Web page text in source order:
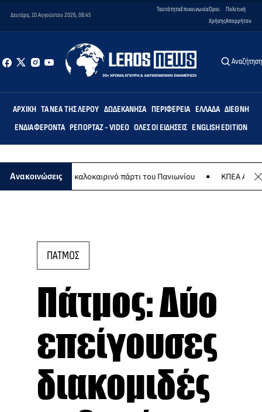
Δευτέρα, 10 Αυγούστου 2026, 08:45
ΤαυτότηταΕπικοινωνίαΌροι
Χρήσης
Πολιτική
Απορρήτου
Αναζήτηση
ΑΡΧΙΚΉ ΤΑ ΝΈΑ ΤΗΣ ΛΈΡΟΥ ΔΩΔΕΚΆΝΗΣΑ ΠΕΡΙΦΈΡΕΙΑ ΕΛΛΆΔΑ ΔΙΕΘΝΉ
ΕΝΔΙΑΦΈΡΟΝΤΑ ΡΕΠΟΡΤΆΖ - VIDEO ΌΛΕΣ ΟΙ ΕΙΔΉΣΕΙΣ ENGLISH EDITION
Ανακοινώσεις
Αυγούστου το καλοκαιρινό πάρτι του Πανιωνίου ΚΠΕΑ
ΠΑΤΜΟΣ
Πάτμος: Δύο
επείγουσες
διακομιδές